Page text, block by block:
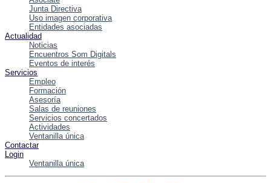
Junta Directiva
Uso imagen corporativa
Entidades asociadas
Actualidad
Noticias
Encuentros Som Digitals
Eventos de interés
Servicios
Empleo
Formación
Asesoría
Salas de reuniones
Servicios concertados
Actividades
Ventanilla única
Contactar
Login
Ventanilla única